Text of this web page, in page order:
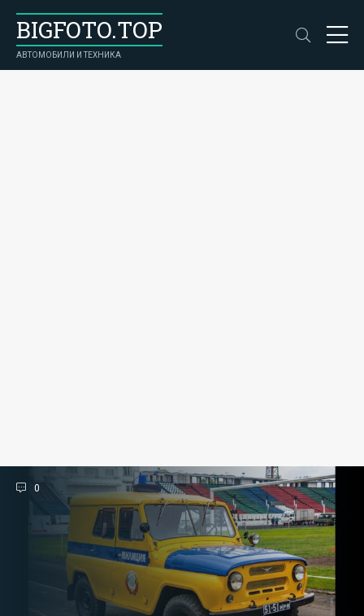
BIGFOTO.TOP
АВТОМОБИЛИ И ТЕХНИКА
0